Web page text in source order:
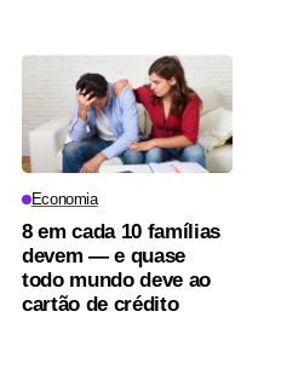
Economia
8 em cada 10 famílias
devem — e quase
todo mundo deve ao
cartão de crédito